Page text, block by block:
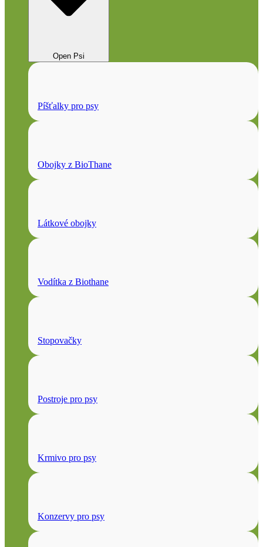
Open Psi
Píšťalky pro psy
Obojky z BioThane
Látkové obojky
Vodítka z Biothane
Stopovačky
Postroje pro psy
Krmivo pro psy
Konzervy pro psy